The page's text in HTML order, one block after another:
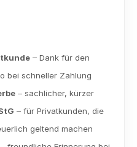
– Dank für den
bei schneller Zahlung
– sachlicher, kürzer
– für Privatkunden, die
geltend machen